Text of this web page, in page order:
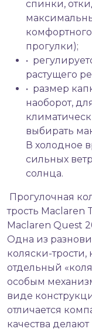
спинки,
прогулки);
•
растущего
• размер
наоборот,
выбирать
В холодное
сильных
солнца.
Прогулочная
трость Maclaren
Maclaren Quest
Одна из
коляски-
отдельный
особым
виде
отличается
качества